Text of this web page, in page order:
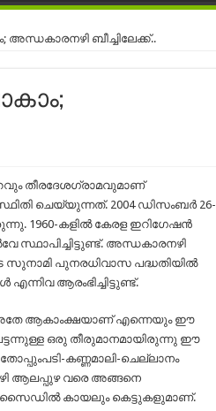
ബീച്ചിലേക്ക്..
തീരദേശഗ്രാമവുമാണ്
ചെയ്യുന്നത്. 2004 ഡിസംബർ 26-
1960-കളിൽ കേരള ഇറിഗേഷൻ
അന്ധകാരനഴി
സുനാമി പുനരധിവാസ പദ്ധതിയിൽ
ആരംഭിച്ചിട്ടുണ്ട്.
ആകാംക്ഷയാണ് എന്നെയും ഈ
ഒരു തീരുമാനമായിരുന്നു ഈ
കണ്ണമാലി-ചെല്ലാനം
ആലപ്പുഴ വരെ അങ്ങനെ
സൈഡിൽ കായലും കെട്ടുകളുമാണ്.